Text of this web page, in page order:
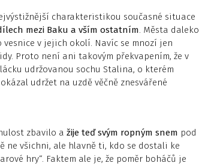
charakteristikou současné situace
mezi Baku a vším ostatním. Města daleko
v jejich okolí. Navíc se mnozí jen
Proto není ani takovým překvapením, že v
udržovanou sochu Stalina, o kterém
udržet na uzdě věčně znesvářené
zbavilo a žije teď svým ropným snem pod
ne všichni, ale hlavně ti, kdo se dostali ke
hry“. Faktem ale je, že poměr boháčů je